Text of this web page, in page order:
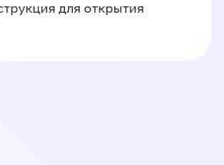
для открытия